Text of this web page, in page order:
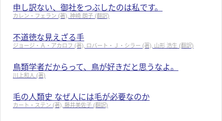
申し訳ない、御社をつぶしたのは私です。
カレン・フェラン (著), 神崎 朗子 (翻訳)
不道徳な見えざる手
ジョージ・Ａ・アカロフ (著), ロバート・Ｊ・シラー (著), 山形 浩生 (翻訳)
鳥類学者だからって、鳥が好きだと思うなよ。
川上和人 (著)
毛の人類史 なぜ人には毛が必要なのか
カート・ステン (著), 藤井美佐子 (翻訳)